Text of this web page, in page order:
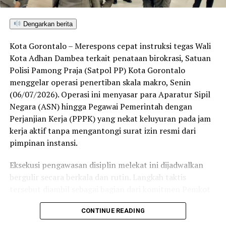
seluruh kabupaten/kota di Provinsi Gorontalo maupun
Sulawesi Utara. Skor ini melampaui target yang
ditetapkan dan mengantarkan Kota Gorontalo menjadi
satu-satunya daerah di wilayah tersebut yang
menembus kategori “Unggul”. Sementara kabupaten lain
di Gorontalo masih berada pada kategori “Berkembang”
hingga menuju “Unggul”.
“Alhamdulillah, nilai IKAD Kota Gorontalo tercatat yang
tertinggi di kawasan SulutGo sebagaimana dipaparkan
dalam Rakorwil TPAKD,” ungkap Wawali Indra Gobel
usai kegiatan.
tingkat keterjangkauan, pemanfaatan, serta inklusivitas
Predikat “Unggul” yang diraih Pemerintahan AIR
Dengarkan berita
Kota Gorontalo – Merespons cepat instruksi tegas Wali
Kota Adhan Dambea terkait penataan birokrasi, Satuan
Polisi Pamong Praja (Satpol PP) Kota Gorontalo
menggelar operasi penertiban skala makro, Senin
(06/07/2026). Operasi ini menyasar para Aparatur Sipil
Negara (ASN) hingga Pegawai Pemerintah dengan
Perjanjian Kerja (PPPK) yang nekat keluyuran pada jam
kerja aktif tanpa mengantongi surat izin resmi dari
pimpinan instansi.
Eksekusi pengawasan disiplin melekat ini dijadwalkan
bergulir secara berkala dan rutin. Langkah taktis
Gorontalo dalam mengerek indeks kinerja pegawai serta
memulihkan marwah kedisiplinan korps abdi negara.
CONTINUE READING